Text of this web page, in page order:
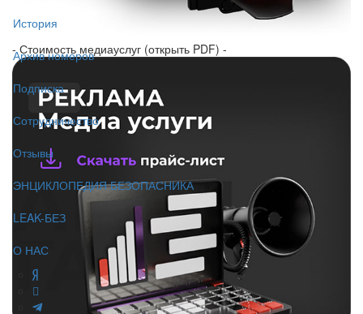
История
Архив номеров
Подписка
Сотрудничество
Отзывы
ЭНЦИКЛОПЕДИЯ БЕЗОПАСНИКА
LEAK-БЕЗ
О НАС
- Стоимость медиауслуг (открыть PDF) -